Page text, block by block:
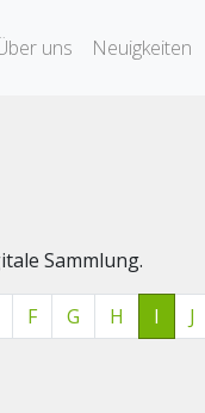
uns Neuigkeiten
Sammlung.
F G H I J